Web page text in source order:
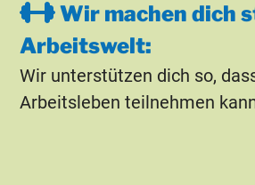
Wir machen dich
Arbeitswelt:
Wir unterstützen dich so,
Arbeitsleben teilnehmen